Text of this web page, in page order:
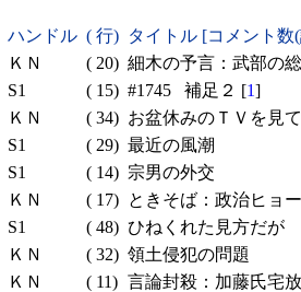
ハンドル ( 行) タイトル [コメント
ＫＮ ( 20) 細木の予言：武部の
S1 ( 15) #1745 補足２ [1]
ＫＮ ( 34) お盆休みのＴＶを見
S1 ( 29) 最近の風潮
S1 ( 14) 宗男の外交
ＫＮ ( 17) ときそば：政治ヒョ
S1 ( 48) ひねくれた見方だが
ＫＮ ( 32) 領土侵犯の問題
ＫＮ ( 11) 言論封殺：加藤氏宅